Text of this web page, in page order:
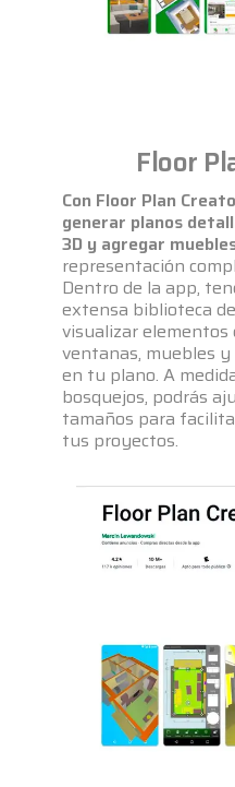
Floor
Con Floor Plan
generar planos
3D y agregar
representación
Dentro de la app,
extensa biblioteca
visualizar elementos
ventanas, muebles
en tu plano. A
bosquejos, podrás
tamaños para
tus proyectos.